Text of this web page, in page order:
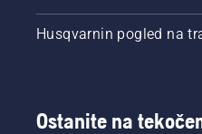
Husqvarnin pogled na
Ostanite na